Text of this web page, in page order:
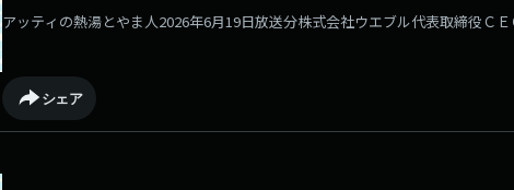
アッティの熱湯とやま人2026年6月19日放送分株式会社ウエブル代表取締役Ｃ
シェア